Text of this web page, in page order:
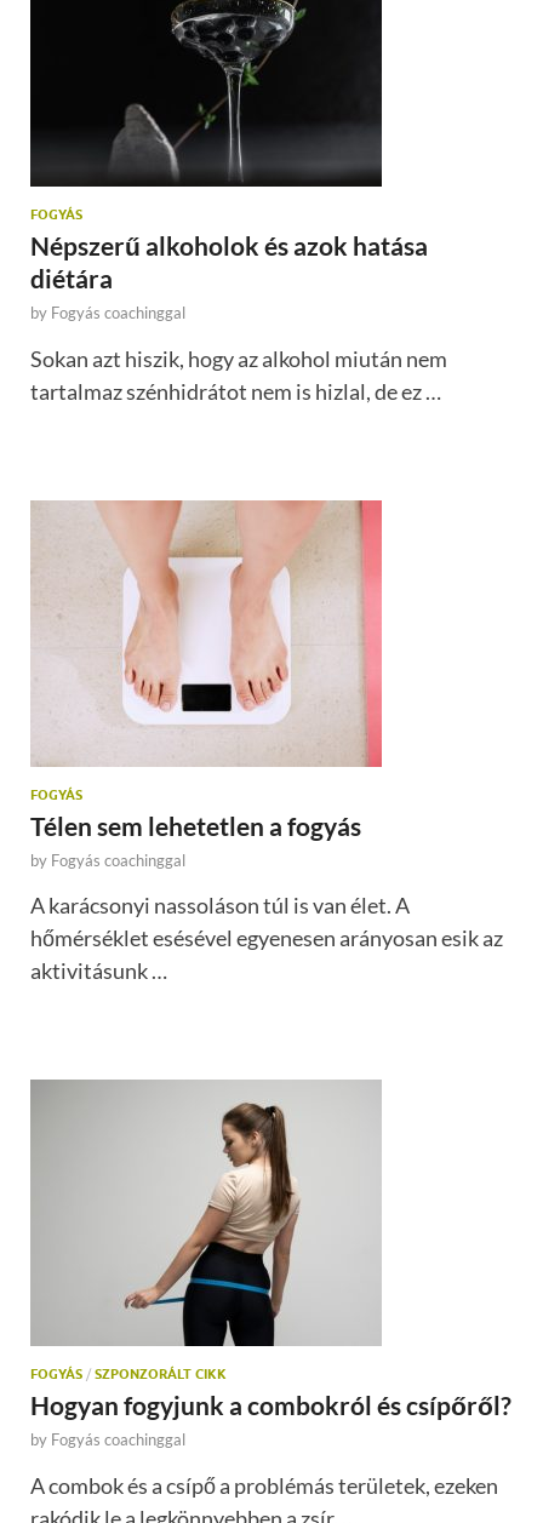
FOGYÁS
Népszerű alkoholok és azok hatása
diétára
by Fogyás coachinggal
Sokan azt hiszik, hogy az alkohol miután nem
tartalmaz szénhidrátot nem is hizlal, de ez …
FOGYÁS
Télen sem lehetetlen a fogyás
by Fogyás coachinggal
A karácsonyi nassoláson túl is van élet. A
hőmérséklet esésével egyenesen arányosan esik az
aktivitásunk …
FOGYÁS / SZPONZORÁLT CIKK
Hogyan fogyjunk a combokról és csípőről?
by Fogyás coachinggal
A combok és a csípő a problémás területek, ezeken